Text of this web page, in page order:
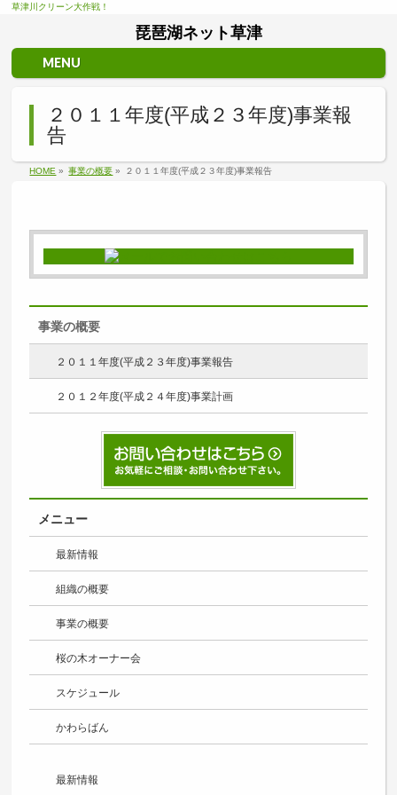
草津川クリーン大作戦！
琵琶湖ネット草津
MENU
２０１１年度(平成２３年度)事業報
告
HOME » 事業の概要 » ２０１１年度(平成２３年度)事業報告
事業の概要
２０１１年度(平成２３年度)事業報告
２０１２年度(平成２４年度)事業計画
メニュー
最新情報
組織の概要
事業の概要
桜の木オーナー会
スケジュール
かわらばん
最新情報